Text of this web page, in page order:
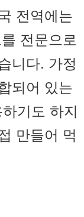
전역에는
전문으로
니다. 가정
되어 있는
기도 하지
만들어 먹